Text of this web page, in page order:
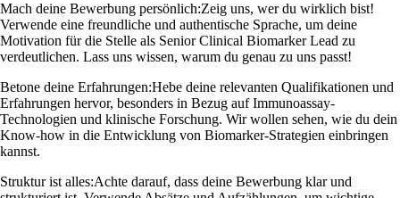
Mach deine Bewerbung persönlich:Zeig uns, wer du wirklich bist!
Verwende eine freundliche und authentische Sprache, um deine
Motivation für die Stelle als Senior Clinical Biomarker Lead zu
verdeutlichen. Lass uns wissen, warum du genau zu uns passt!
Betone deine Erfahrungen:Hebe deine relevanten Qualifikationen und
Erfahrungen hervor, besonders in Bezug auf Immunoassay-
Technologien und klinische Forschung. Wir wollen sehen, wie du dein
Know-how in die Entwicklung von Biomarker-Strategien einbringen
kannst.
Struktur ist alles:Achte darauf, dass deine Bewerbung klar und